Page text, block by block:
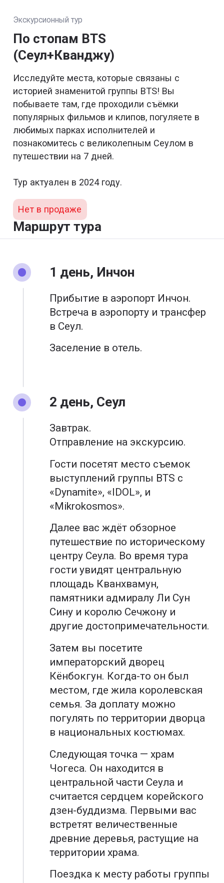
Экскурсионный тур
По стопам BTS
(Сеул+Кванджу)
Исследуйте места, которые связаны с
историей знаменитой группы BTS! Вы
побываете там, где проходили съёмки
популярных фильмов и клипов, погуляете в
любимых парках исполнителей и
познакомитесь с великолепным Сеулом в
путешествии на 7 дней.
Тур актуален в 2024 году.
Нет в продаже
Маршрут тура
1 день, Инчон
Прибытие в аэропорт Инчон.
Встреча в аэропорту и трансфер
в Сеул.
Заселение в отель.
2 день, Сеул
Завтрак.
Отправление на экскурсию.
Гости посетят место съемок
выступлений группы BTS с
«Dynamite», «IDOL», и
«Mikrokosmos».
Далее вас ждёт обзорное
путешествие по историческому
центру Сеула. Во время тура
гости увидят центральную
площадь Кванхвамун,
памятники адмиралу Ли Сун
Сину и королю Сечжону и
другие достопримечательности.
Затем вы посетите
императорский дворец
Кёнбокгун. Когда-то он был
местом, где жила королевская
семья. За доплату можно
погулять по территории дворца
в национальных костюмах.
Следующая точка — храм
Чогеса. Он находится в
центральной части Сеула и
считается сердцем корейского
дзен-буддизма. Первыми вас
встретят величественные
древние деревья, растущие на
территории храма.
Поездка к месту работы группы